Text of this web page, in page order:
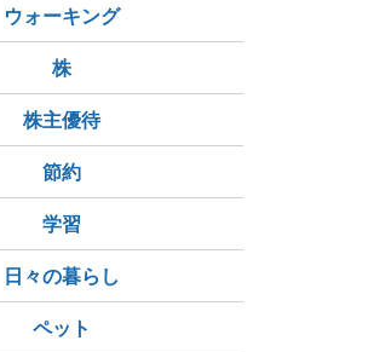
ウォーキング
株
株主優待
節約
学習
日々の暮らし
ペット